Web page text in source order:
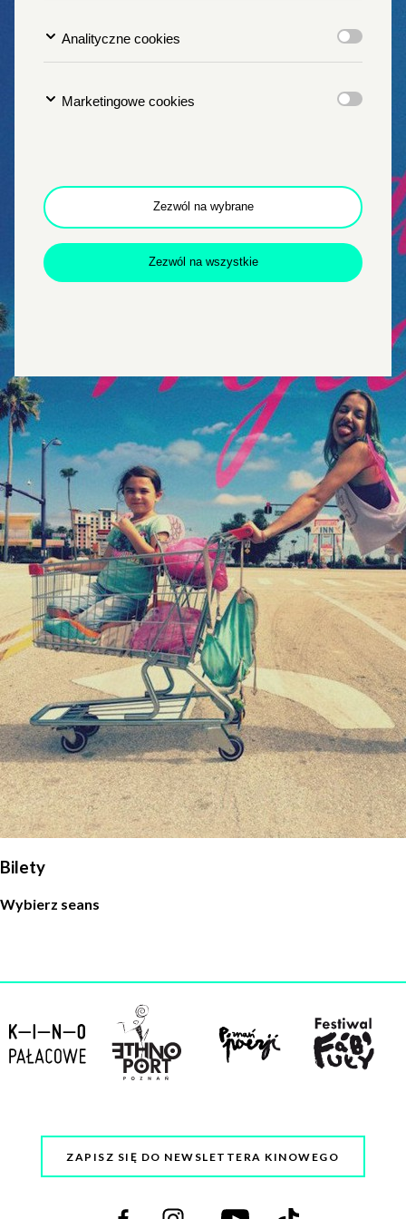
POTWIERDŹ ADRES EMAIL
Wyrażam zgodę na przetwarzanie danych osobowych
w celu skorzystania z usługi newsletter.
Administratorem danych osobowych jest Centrum
Kultury ZAMEK z siedzibą w Poznaniu. Zapoznałem/am
się z informacjami dotyczącymi przetwarzania danych
osobowych, które są zawarte w Polityce prywatności
WYŚLIJ
Bilety
Wybierz seans
ZAPISZ SIĘ DO NEWSLETTERA KINOWEGO
Odwiedź Odwiedź
Odwiedź
Odwiedź
Analityczne cookies
Marketingowe cookies
Zezwól na wybrane
Zezwól na wszystkie